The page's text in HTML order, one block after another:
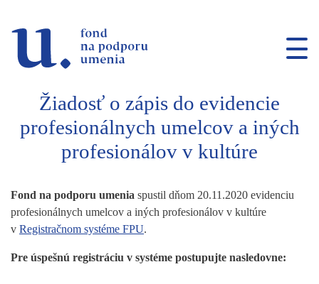
Žiadosť o zápis do evidencie
profesionálnych umelcov a iných
profesionálov v kultúre
Fond na podporu umenia spustil dňom 20.11.2020 evidenciu
profesionálnych umelcov a iných profesionálov v kultúre
v Registračnom systéme FPU.
Pre úspešnú registráciu v systéme postupujte nasledovne: